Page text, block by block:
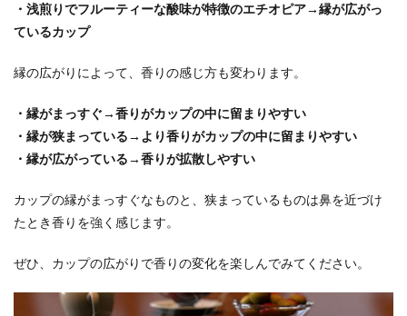
・浅煎りでフルーティーな酸味が特徴のエチオピア→縁が広がっ
ているカップ
縁の広がりによって、香りの感じ方も変わります。
・縁がまっすぐ→香りがカップの中に留まりやすい
・縁が狭まっている→より香りがカップの中に留まりやすい
・縁が広がっている→香りが拡散しやすい
カップの縁がまっすぐなものと、狭まっているものは鼻を近づけ
たとき香りを強く感じます。
ぜひ、カップの広がりで香りの変化を楽しんでみてください。